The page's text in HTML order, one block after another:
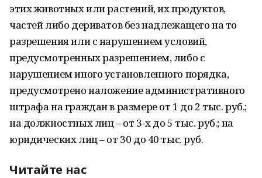
этих животных или растений, их продуктов,
частей либо дериватов без надлежащего на то
разрешения или с нарушением условий,
предусмотренных разрешением, либо с
нарушением иного установленного порядка,
предусмотрено наложение административного
штрафа на граждан в размере от 1 до 2 тыс. руб.;
на должностных лиц – от 3-х до 5 тыс. руб.; на
юридических лиц – от 30 до 40 тыс. руб.
Читайте нас